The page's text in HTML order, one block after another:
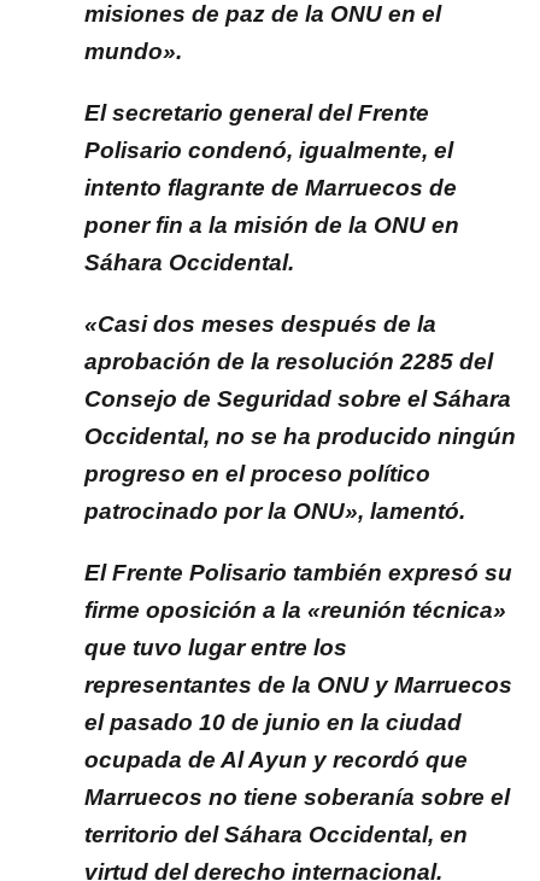
misiones de paz de la ONU en el
mundo».
El secretario general del Frente
Polisario condenó, igualmente, el
intento flagrante de Marruecos de
poner fin a la misión de la ONU en
Sáhara Occidental.
«Casi dos meses después de la
aprobación de la resolución 2285 del
Consejo de Seguridad sobre el Sáhara
Occidental, no se ha producido ningún
progreso en el proceso político
patrocinado por la ONU», lamentó.
El Frente Polisario también expresó su
firme oposición a la «reunión técnica»
que tuvo lugar entre los
representantes de la ONU y Marruecos
el pasado 10 de junio en la ciudad
ocupada de Al Ayun y recordó que
Marruecos no tiene soberanía sobre el
territorio del Sáhara Occidental, en
virtud del derecho internacional.